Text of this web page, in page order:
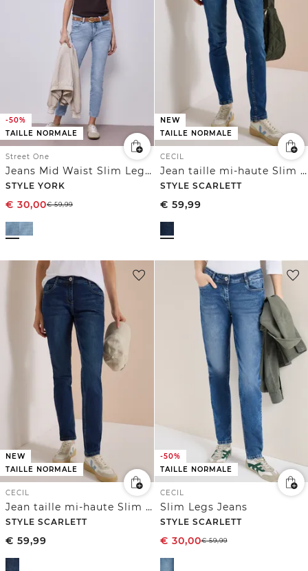
-50%
TAILLE NORMALE
Street One
Jeans Mid Waist Slim Leg à la coupe Slim Fit
STYLE YORK
€ 30,00€59,99
NEW
TAILLE NORMALE
CECIL
Jean taille mi-haute Slim Leg, coupe décontractée
STYLE SCARLETT
€ 59,99
NEW
TAILLE NORMALE
CECIL
Jean taille mi-haute Slim Leg, coupe décontractée
STYLE SCARLETT
€ 59,99
-50%
TAILLE NORMALE
CECIL
Slim Legs Jeans
STYLE SCARLETT
€ 30,00€59,99